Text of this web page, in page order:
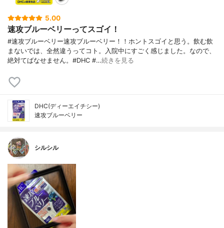
5.00
速攻ブルーベリーってスゴイ！
#速攻ブルーベリー速攻ブルーベリー！！ホントスゴイと思う。飲む飲
まないでは、全然違うってコト。入院中にすごく感じました。なので、
絶対てばなせません。#DHC #…続きを見る
DHC(ディーエイチシー)
速攻ブルーベリー
シルシル